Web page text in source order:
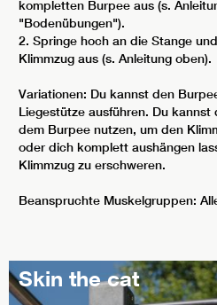
kompletten Burpee aus (s.
"Bodenübungen").
2. Springe hoch an die Stange
Klimmzug aus (s. Anleitung oben).
Variationen: Du kannst den
Liegestütze ausführen. Du kannst
dem Burpee nutzen, um den
oder dich komplett aushängen
Klimmzug zu erschweren.
Beanspruchte Muskelgruppen:
Skin the cat